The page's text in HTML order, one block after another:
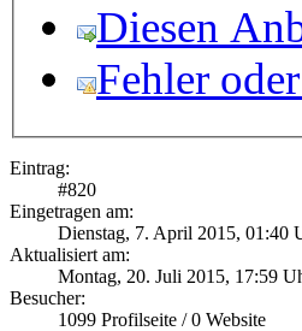
Diesen
Fehler
Eintrag:
#820
Eingetragen am:
Dienstag, 7. April 2015, 01:40
Aktualisiert am:
Montag, 20. Juli 2015, 17:59
Besucher:
1099 Profilseite /0 Website